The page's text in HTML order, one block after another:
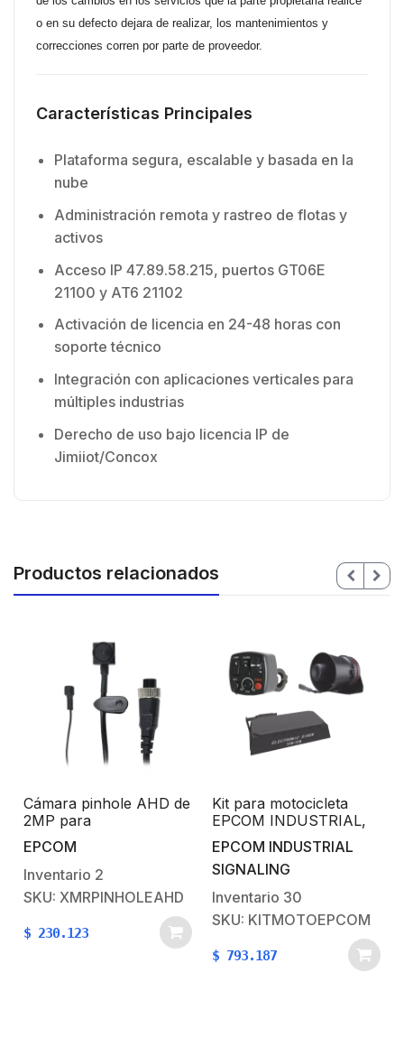
o en su defecto dejara de realizar, los mantenimientos y
correcciones corren por parte de proveedor.
Características Principales
Plataforma segura, escalable y basada en la
nube
Administración remota y rastreo de flotas y
activos
Acceso IP 47.89.58.215, puertos GT06E
21100 y AT6 21102
Activación de licencia en 24-48 horas con
soporte técnico
Integración con aplicaciones verticales para
múltiples industrias
Derecho de uso bajo licencia IP de
Jimiiot/Concox
Productos relacionados
Cámara pinhole AHD de
2MP para
videovigilancia móvil.
Solución para interior
con micrófono
EPCOM
Inventario 2
SKU: XMRPINHOLEAHD
$ 230.123
Kit para motocicleta
EPCOM INDUSTRIAL,
sirena/ bocina 100 Watt
y controlador
EPCOM INDUSTRIAL
SIGNALING
Inventario 30
SKU: KITMOTOEPCOM
$ 793.187